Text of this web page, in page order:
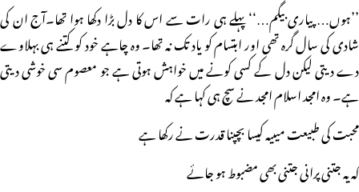
’’ہوں… پیاری بیگم…‘‘ پہلے ہی رات سے اس کا دل بڑا دکھا ہوا تھا۔آج ان کی
شادی کی سال گرہ تھی اور ابتسام کو یاد تک نہ تھا۔ وہ چاہے خود کو کتنے ہی بہلاوے
دے دیتی لیکن دل کے کسی کونے میں خواہش ہوتی ہے جو معصوم سی خوشی دیتی
ہے۔ وہ امجد اسلام امجد نے سچ ہی کہا ہے کہ
محبت کی طبیعت میںیہ کیسا بچپنا قدرت نے رکھا ہے
کہ یہ جتنی پرانی جتنی بھی مضبوط ہو جائے